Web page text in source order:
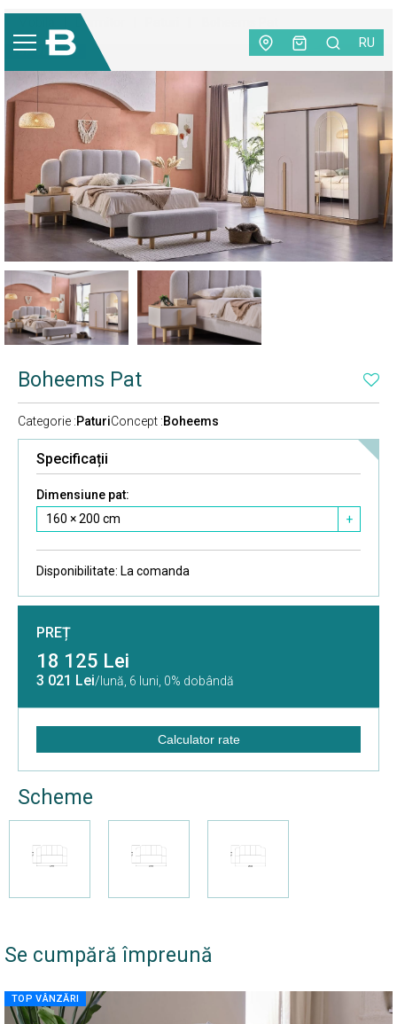
RU
Dormitor
TOP VÂNZĂRI
Boheems Pat
Categorie :PaturiConcept :Boheems
Specificații
Dimensiune pat:
160 × 200 сm
+
Disponibilitate: La comanda
PREȚ
18 125 Lei
3 021 Lei/lună, 6 luni, 0% dobândă
Calculator rate
Scheme
Se cumpără împreună
TOP VÂNZĂRI